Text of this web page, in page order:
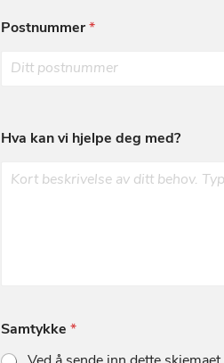
Postnummer *
Hva kan vi hjelpe deg med?
Samtykke *